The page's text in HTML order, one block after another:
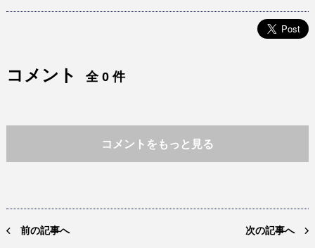
コメント 全 0 件
コメントをもっと見る
前の記事へ 次の記事へ